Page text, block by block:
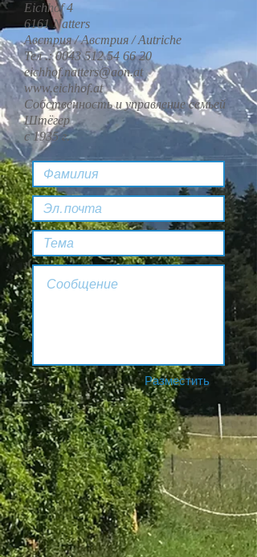
Eichhof 4
6161 Natters
Австрия / Австрия / Autriche
Тел .:0043 512 54 66 20
eichhof.natters@aon.at
www.eichhof.at
Собственность и управление семьей
Штёгер
с 1935 г.
Разместить